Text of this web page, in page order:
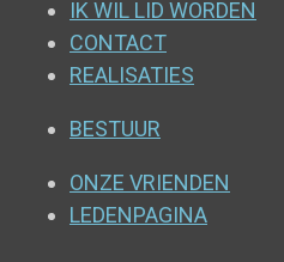
IK WIL LID WORDEN
CONTACT
REALISATIES
BESTUUR
ONZE VRIENDEN
LEDENPAGINA